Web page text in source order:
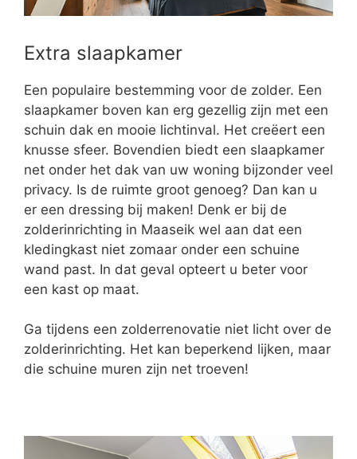
Extra slaapkamer
Een populaire bestemming voor de zolder. Een
slaapkamer boven kan erg gezellig zijn met een
schuin dak en mooie lichtinval. Het creëert een
knusse sfeer. Bovendien biedt een slaapkamer
net onder het dak van uw woning bijzonder veel
privacy. Is de ruimte groot genoeg? Dan kan u
er een dressing bij maken! Denk er bij de
zolderinrichting in Maaseik wel aan dat een
kledingkast niet zomaar onder een schuine
wand past. In dat geval opteert u beter voor
een kast op maat.
Ga tijdens een zolderrenovatie niet licht over de
zolderinrichting. Het kan beperkend lijken, maar
die schuine muren zijn net troeven!